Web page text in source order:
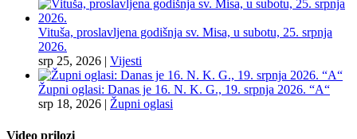
Vituša, proslavljena godišnja sv. Misa, u subotu, 25. srpnja
2026.
srp 25, 2026 | Vijesti
Župni oglasi: Danas je 16. N. K. G., 19. srpnja 2026. “A“
srp 18, 2026 | Župni oglasi
Video prilozi